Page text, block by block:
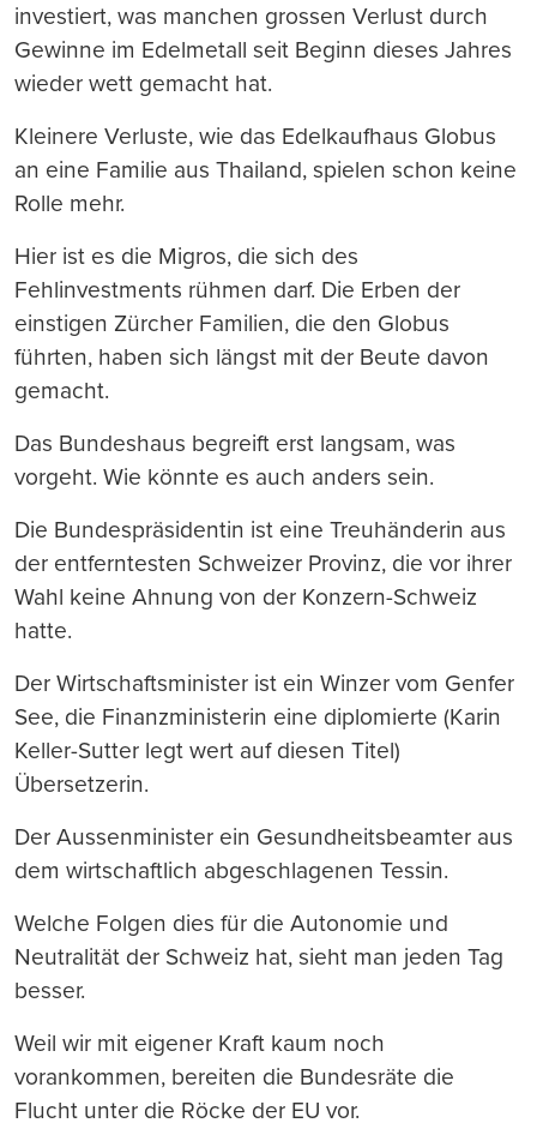
investiert, was manchen grossen Verlust durch
Gewinne im Edelmetall seit Beginn dieses Jahres
wieder wett gemacht hat.
Kleinere Verluste, wie das Edelkaufhaus Globus
an eine Familie aus Thailand, spielen schon keine
Rolle mehr.
Hier ist es die Migros, die sich des
Fehlinvestments rühmen darf. Die Erben der
einstigen Zürcher Familien, die den Globus
führten, haben sich längst mit der Beute davon
gemacht.
Das Bundeshaus begreift erst langsam, was
vorgeht. Wie könnte es auch anders sein.
Die Bundespräsidentin ist eine Treuhänderin aus
der entferntesten Schweizer Provinz, die vor ihrer
Wahl keine Ahnung von der Konzern-Schweiz
hatte.
Der Wirtschaftsminister ist ein Winzer vom Genfer
See, die Finanzministerin eine diplomierte (Karin
Keller-Sutter legt wert auf diesen Titel)
Übersetzerin.
Der Aussenminister ein Gesundheitsbeamter aus
dem wirtschaftlich abgeschlagenen Tessin.
Welche Folgen dies für die Autonomie und
Neutralität der Schweiz hat, sieht man jeden Tag
besser.
Weil wir mit eigener Kraft kaum noch
vorankommen, bereiten die Bundesräte die
Flucht unter die Röcke der EU vor.